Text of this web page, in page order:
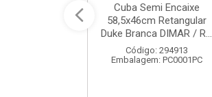
Cuba Semi Encaixe
58,5x46cm Retangular
Duke Branca DIMAR / R...
Código: 294913
Embalagem: PC0001PC